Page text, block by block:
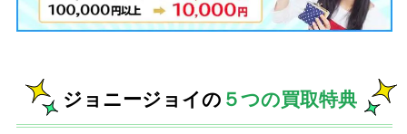
ジョニージョイの ５つの買取特典